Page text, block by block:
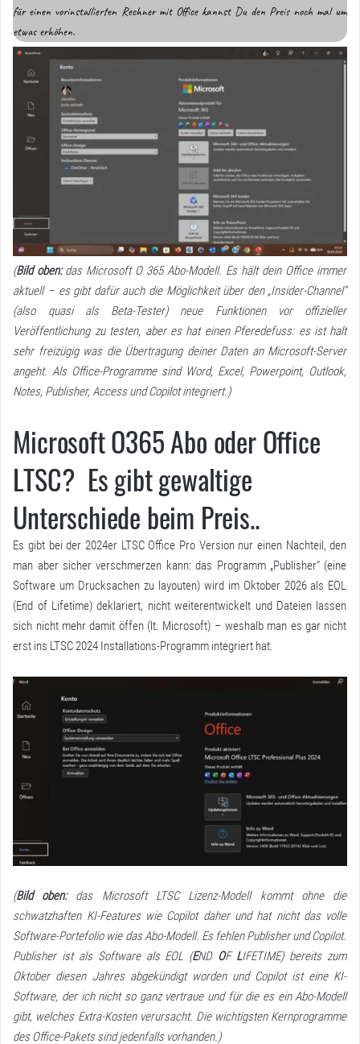
für einen vorinstallierten Rechner mit Office kannst Du den Preis noch mal um
etwas erhöhen.
(Bild oben:das Microsoft O 365 Abo-Modell. Es hält dein Office immer
aktuell – es gibt dafür auch die Möglichkeit über den „Insider-Channel“
(also quasi als Beta-Tester) neue Funktionen vor offizieller
Veröffentlichung zu testen, aber es hat einen Pferedefuss: es ist halt
sehr freizügig was die Übertragung deiner Daten an Microsoft-Server
angeht. Als Office-Programme sind Word, Excel, Powerpoint, Outlook,
Notes, Publisher, Access und Copilot integriert.)
Microsoft O365 Abo oder Office
LTSC? Es gibt gewaltige
Unterschiede beim Preis..
Es gibt bei der 2024er LTSC Office Pro Version nur einen Nachteil, den
man aber sicher verschmerzen kann: das Programm „Publisher“ (eine
Software um Drucksachen zu layouten) wird im Oktober 2026 als EOL
(End of Lifetime) deklariert, nicht weiterentwickelt und Dateien lassen
sich nicht mehr damit öffen (lt. Microsoft) – weshalb man es gar nicht
erst ins LTSC 2024 Installations-Programm integriert hat.
(Bild oben: das Microsoft LTSC Lizenz-Modell kommt ohne die
schwatzhaften KI-Features wie Copilot daher und hat nicht das volle
Software-Portefolio wie das Abo-Modell. Es fehlen Publisher und Copilot.
Publisher ist als Software als EOL (END OF LIFETIME) bereits zum
Oktober diesen Jahres abgekündigt worden und Copilot ist eine KI-
Software, der ich nicht so ganz vertraue und für die es ein Abo-Modell
gibt, welches Extra-Kosten verursacht. Die wichtigsten Kernprogramme
des Office-Pakets sind jedenfalls vorhanden.)